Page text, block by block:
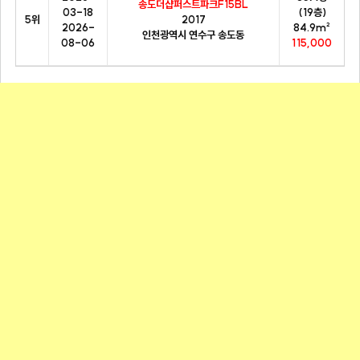
5위
03-18
2026-
08-06
송도더샵퍼스트파크F15BL
2017
인천광역시 연수구 송도동
(19층)
84.9m²
115,000